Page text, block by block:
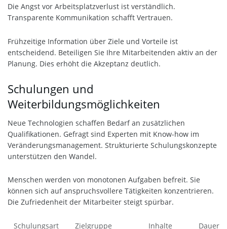
Die Angst vor Arbeitsplatzverlust ist verständlich.
Transparente Kommunikation schafft Vertrauen.
Frühzeitige Information über Ziele und Vorteile ist
entscheidend. Beteiligen Sie Ihre Mitarbeitenden aktiv an der
Planung. Dies erhöht die Akzeptanz deutlich.
Schulungen und
Weiterbildungsmöglichkeiten
Neue Technologien schaffen Bedarf an zusätzlichen
Qualifikationen. Gefragt sind Experten mit Know-how im
Veränderungsmanagement. Strukturierte Schulungskonzepte
unterstützen den Wandel.
Menschen werden von monotonen Aufgaben befreit. Sie
können sich auf anspruchsvollere Tätigkeiten konzentrieren.
Die Zufriedenheit der Mitarbeiter steigt spürbar.
Schulungsart Zielgruppe Inhalte
Dauer